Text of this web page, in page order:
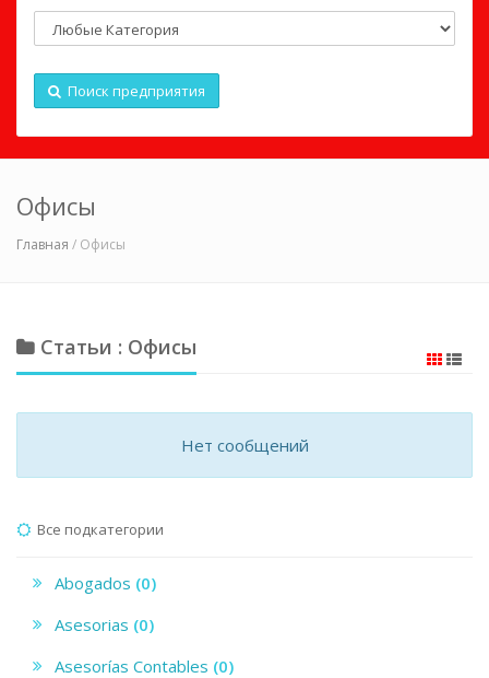
Поиск предприятия
Офисы
Главная / Офисы
Статьи : Офисы
Нет сообщений
Все подкатегории
Abogados
(0)
Asesorias
(0)
Asesorías Contables
(0)